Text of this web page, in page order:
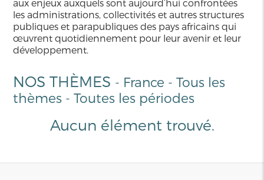
aux enjeux auxquels sont aujourd’hui confrontées
les administrations, collectivités et autres structures
publiques et parapubliques des pays africains qui
œuvrent quotidiennement pour leur avenir et leur
développement.
NOS THÈMES - France -Tous les
thèmes -Toutes les périodes
Aucun élément trouvé.